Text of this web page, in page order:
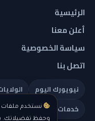
نستخدم ملفات
وحفظ تفضيلاتك.
الرئيسية
أعلن معنا
سياسة الخصوصية
اتصل بنا
نيويورك اليوم
خدمات تهمك